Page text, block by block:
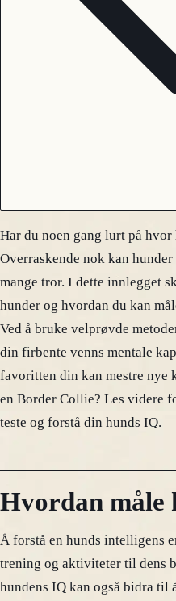
Har du noen gang lurt på
Overraskende nok kan
mange tror. I dette innlegget
hunder og hvordan du kan
Ved å bruke velprøvde
din firbente venns mentale
favoritten din kan mestre nye
en Border Collie? Les videre
teste og forstå din hunds IQ.
Hvordan måle
Å forstå en hunds intelligens
trening og aktiviteter til dens
hundens IQ kan også bidra til